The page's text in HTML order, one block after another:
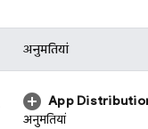
अनुमतियां
App
अनुमतियां